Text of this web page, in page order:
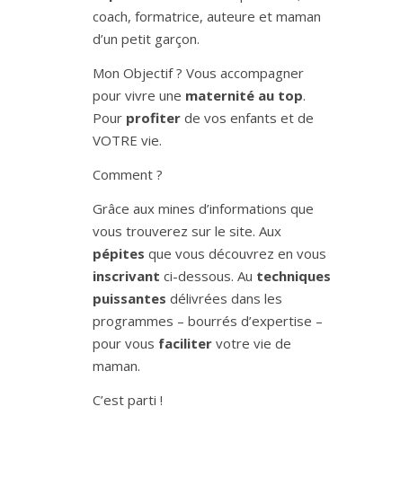
coach, formatrice, auteure et maman
d’un petit garçon.
Mon Objectif ? Vous accompagner
pour vivre une maternité au top.
Pour profiter de vos enfants et de
VOTRE vie.
Comment ?
Grâce aux mines d’informations que
vous trouverez sur le site. Aux
pépites que vous découvrez en vous
inscrivant ci-dessous. Au techniques
puissantes délivrées dans les
programmes – bourrés d’expertise –
pour vous faciliter votre vie de
maman.
C’est parti !